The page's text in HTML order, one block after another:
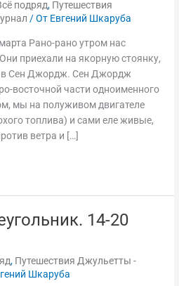
подряд, Путешествия
/ От Евгений Шкаруба
Рано-рано утром нас
приехали на якорную стоянку,
в Сен Джордж. Сен Джордж
восточной части одноименного
мы на полуживом двигателе
топлива) и сами еле живые,
ветра и […]
14-20
, Путешествия Джульетты -
Шкаруба